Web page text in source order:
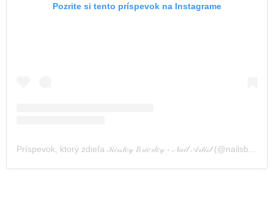
Pozrite si tento príspevok na Instagrame